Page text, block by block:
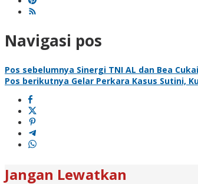
Navigasi pos
Pos sebelumnya Sinergi TNI AL dan Bea
Pos berikutnya Gelar Perkara Kasus Sutini,
Jangan Lewatkan